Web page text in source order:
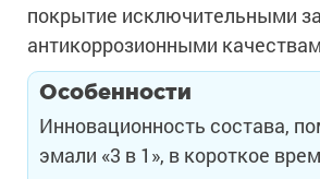
покрытие исключительными
антикоррозионными
Особенности
Инновационность состава,
эмали «3 в 1», в короткое